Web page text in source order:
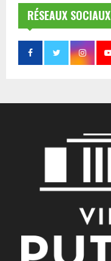
RÉSEAUX SOCIAUX